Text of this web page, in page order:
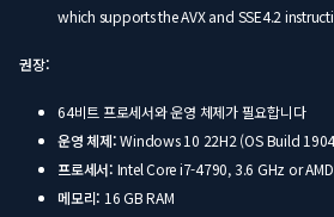
which supports the AVX and SSE4.2
권장:
64비트 프로세서와 운영 체제가 필요합니다
운영 체제:Windows 10 22H2 (OS Build
프로세서: Intel Core i7-4790, 3.6 GHz or
메모리: 16 GB RAM